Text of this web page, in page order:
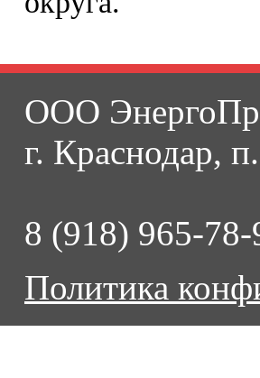
ООО
г. Краснодар,
8 (918) 965-
Политика